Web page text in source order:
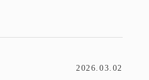
2026.03.02